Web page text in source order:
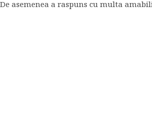
De asemenea a raspuns cu multa